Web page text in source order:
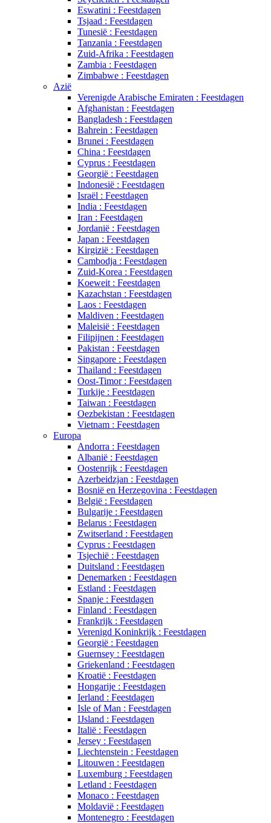
Eswatini : Feestdagen
Tsjaad : Feestdagen
Tunesië : Feestdagen
Tanzania : Feestdagen
Zuid-Afrika : Feestdagen
Zambia : Feestdagen
Zimbabwe : Feestdagen
Azië
Verenigde Arabische Emiraten : Feestdagen
Afghanistan : Feestdagen
Bangladesh : Feestdagen
Bahrein : Feestdagen
Brunei : Feestdagen
China : Feestdagen
Cyprus : Feestdagen
Georgië : Feestdagen
Indonesië : Feestdagen
Israël : Feestdagen
India : Feestdagen
Iran : Feestdagen
Jordanië : Feestdagen
Japan : Feestdagen
Kirgizië : Feestdagen
Cambodja : Feestdagen
Zuid-Korea : Feestdagen
Koeweit : Feestdagen
Kazachstan : Feestdagen
Laos : Feestdagen
Maldiven : Feestdagen
Maleisië : Feestdagen
Filipijnen : Feestdagen
Pakistan : Feestdagen
Singapore : Feestdagen
Thailand : Feestdagen
Oost-Timor : Feestdagen
Turkije : Feestdagen
Taiwan : Feestdagen
Oezbekistan : Feestdagen
Vietnam : Feestdagen
Europa
Andorra : Feestdagen
Albanië : Feestdagen
Oostenrijk : Feestdagen
Azerbeidzjan : Feestdagen
Bosnië en Herzegovina : Feestdagen
België : Feestdagen
Bulgarije : Feestdagen
Belarus : Feestdagen
Zwitserland : Feestdagen
Cyprus : Feestdagen
Tsjechië : Feestdagen
Duitsland : Feestdagen
Denemarken : Feestdagen
Estland : Feestdagen
Spanje : Feestdagen
Finland : Feestdagen
Frankrijk : Feestdagen
Verenigd Koninkrijk : Feestdagen
Georgië : Feestdagen
Guernsey : Feestdagen
Griekenland : Feestdagen
Kroatië : Feestdagen
Hongarije : Feestdagen
Ierland : Feestdagen
Isle of Man : Feestdagen
IJsland : Feestdagen
Italië : Feestdagen
Jersey : Feestdagen
Liechtenstein : Feestdagen
Litouwen : Feestdagen
Luxemburg : Feestdagen
Letland : Feestdagen
Monaco : Feestdagen
Moldavië : Feestdagen
Montenegro : Feestdagen